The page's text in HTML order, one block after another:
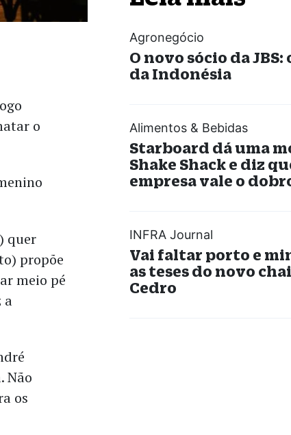
o
quer
propõe
meio pé
a
Não
os
Agronegócio
O novo sócio da
da Indonésia
Alimentos & Bebidas
Starboard dá uma
Shake Shack e diz
empresa vale o
INFRA Journal
Vai faltar porto e
as teses do novo
Cedro